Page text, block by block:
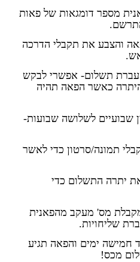
מספר דומגאות של פאות
והצבע את תקבלי הדרכה
תשלום- אפשרי לבקש
50% ואת היתרה כאשר הפאה תהיה
שבועיים לשלושה שבועות-
תמונה/סרטון כדי לאשר
יתרה התשלום כדי
מס' מעקב מהפאנית
שליחויות.
חמישה ימים והפאה תגיע
מכס!